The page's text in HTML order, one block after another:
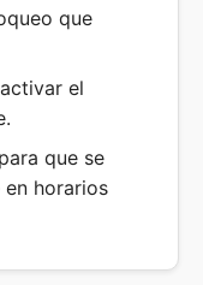
que
el
que se
horarios